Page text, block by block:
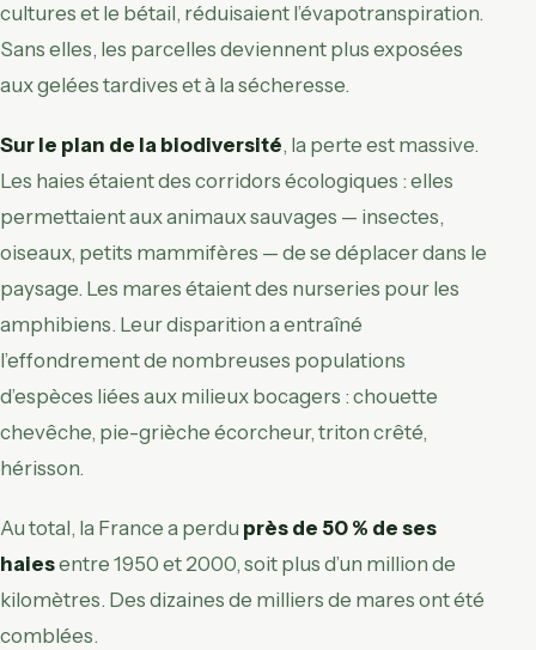
cultures et le bétail, réduisaient l’évapotranspiration.
Sans elles, les parcelles deviennent plus exposées
aux gelées tardives et à la sécheresse.
Sur le plan de la biodiversité, la perte est massive.
Les haies étaient des corridors écologiques : elles
permettaient aux animaux sauvages — insectes,
oiseaux, petits mammifères — de se déplacer dans le
paysage. Les mares étaient des nurseries pour les
amphibiens. Leur disparition a entraîné
l’effondrement de nombreuses populations
d’espèces liées aux milieux bocagers : chouette
chevêche, pie-grièche écorcheur, triton crêté,
hérisson.
Au total, la France a perdu près de 50 % de ses
haiesentre 1950 et 2000, soit plus d’un million de
kilomètres. Des dizaines de milliers de mares ont été
comblées.